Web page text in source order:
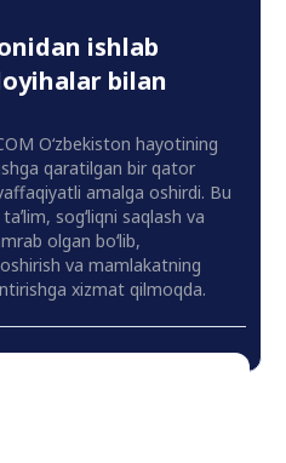
ishlab
bilan
O‘zbekiston hayotining
qaratilgan bir qator
amalga oshirdi. Bu
sogʻliqni saqlash va
olgan boʻlib,
va mamlakatning
xizmat qilmoqda.